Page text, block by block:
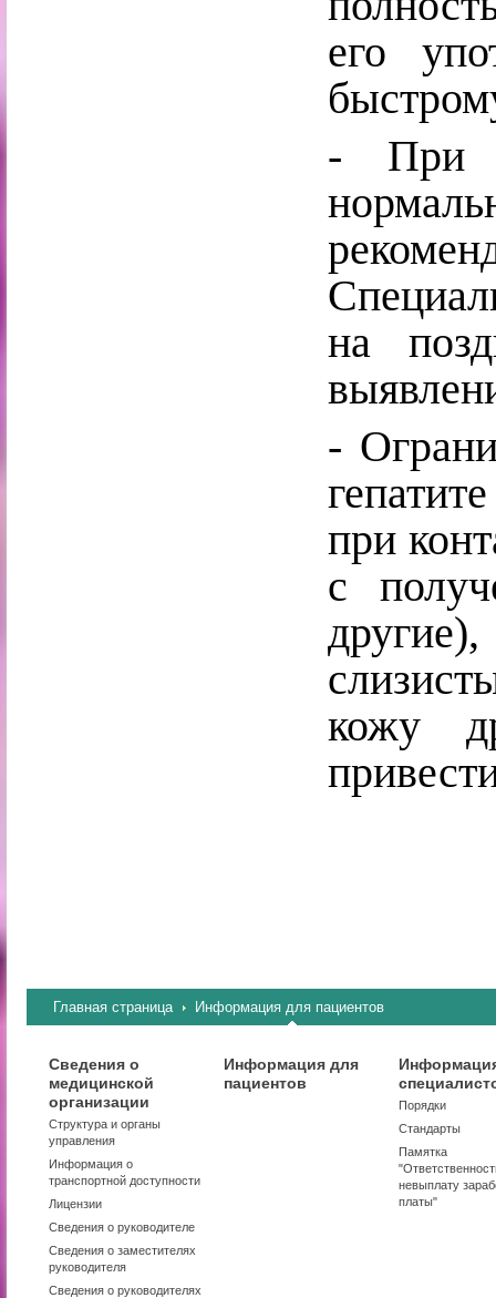
его
- При
на
-
при
с
кожу
Главная страница Информация для пациентов
Сведения о
медицинской
организации
Структура и органы
управления
Информация о
транспортной доступности
Лицензии
Сведения о руководителе
Сведения о заместителях
руководителя
Сведения о руководителях
Информация для
пациентов
Порядки
Стандарты
Памятка
невыплату
платы"